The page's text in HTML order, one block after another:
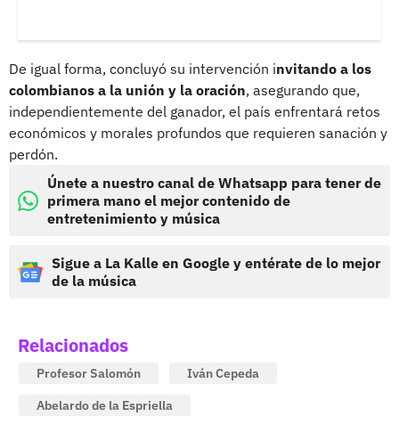
De igual forma, concluyó su intervención invitando a los
colombianos a la unión y la oración, asegurando que,
independientemente del ganador, el país enfrentará retos
económicos y morales profundos que requieren sanación y
perdón.
Únete a nuestro canal de Whatsapp para tener de
primera mano el mejor contenido de
entretenimiento y música
Sigue a La Kalle en Google y entérate de lo mejor
de la música
Relacionados
Profesor Salomón
Iván Cepeda
Abelardo de la Espriella